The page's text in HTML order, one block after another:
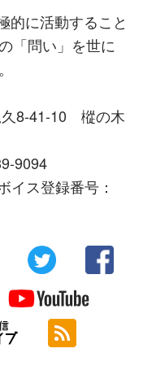
的に活動すること
「問い」を世に
8-41-10 樅の木
9094
イス登録番号：